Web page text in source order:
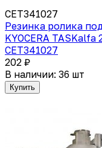
CET341027
Резинка ролика
KYOCERA
CET341027
202 ₽
В наличии: 36 шт
Купить